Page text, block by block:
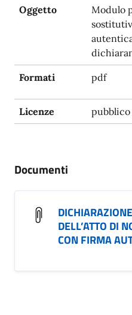
Oggetto
Modulo
Formati pdf
Licenze
Documenti
DELL’ATTO DI
CON FIRMA